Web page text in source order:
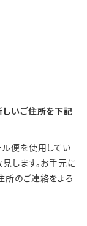
しいご住所を下記
便を使用してい
します。お手元に
のご連絡をよろ